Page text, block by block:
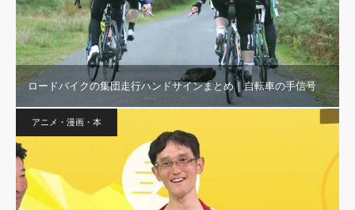
ロードバイクの集団走行ハンドサインまとめ｜自転車の手信号
アニメ・漫画・本